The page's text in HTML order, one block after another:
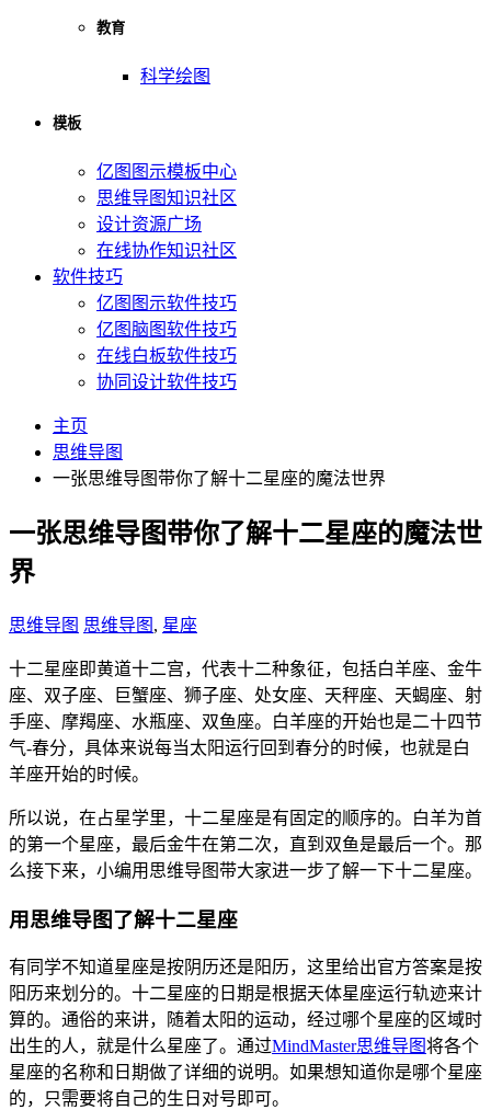
教育
科学绘图
模板
亿图图示模板中心
思维导图知识社区
设计资源广场
在线协作知识社区
软件技巧
亿图图示软件技巧
亿图脑图软件技巧
在线白板软件技巧
协同设计软件技巧
主页
思维导图
一张思维导图带你了解十二星座的魔法世界
一张思维导图带你了解十二星座的魔法世
界
思维导图 思维导图 , 星座
十二星座即黄道十二宫，代表十二种象征，包括白羊座、金牛
座、双子座、巨蟹座、狮子座、处女座、天秤座、天蝎座、射
手座、摩羯座、水瓶座、双鱼座。白羊座的开始也是二十四节
气-春分，具体来说每当太阳运行回到春分的时候，也就是白
羊座开始的时候。
所以说，在占星学里，十二星座是有固定的顺序的。白羊为首
的第一个星座，最后金牛在第二次，直到双鱼是最后一个。那
么接下来，小编用思维导图带大家进一步了解一下十二星座。
用思维导图了解十二星座
有同学不知道星座是按阴历还是阳历，这里给出官方答案是按
阳历来划分的。十二星座的日期是根据天体星座运行轨迹来计
算的。通俗的来讲，随着太阳的运动，经过哪个星座的区域时
出生的人，就是什么星座了。通过MindMaster思维导图将各个
星座的名称和日期做了详细的说明。如果想知道你是哪个星座
的，只需要将自己的生日对号即可。